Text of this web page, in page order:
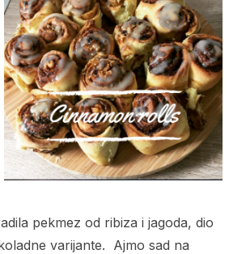
pekmez od ribiza i jagoda, dio
varijante. Ajmo sad na